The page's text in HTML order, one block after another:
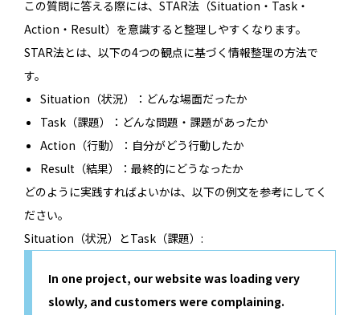
この質問に答える際には、STAR法（Situation・Task・
Action・Result）を意識すると整理しやすくなります。
STAR法とは、以下の4つの観点に基づく情報整理の方法で
す。
Situation（状況）：どんな場面だったか
Task（課題）：どんな問題・課題があったか
Action（行動）：自分がどう行動したか
Result（結果）：最終的にどうなったか
どのように実践すればよいかは、以下の例文を参考にしてく
ださい。
Situation（状況）とTask（課題）:
In one project, our website was loading very
slowly, and customers were complaining.